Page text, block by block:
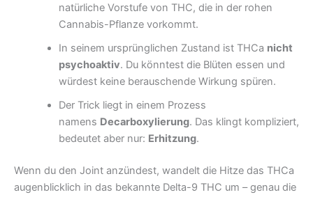
natürliche Vorstufe von THC, die in der rohen
Cannabis-Pflanze vorkommt.
In seinem ursprünglichen Zustand ist THCa nicht
psychoaktiv. Du könntest die Blüten essen und
würdest keine berauschende Wirkung spüren.
Der Trick liegt in einem Prozess
namens Decarboxylierung. Das klingt kompliziert,
bedeutet aber nur: Erhitzung.
Wenn du den Joint anzündest, wandelt die Hitze das THCa
augenblicklich in das bekannte Delta-9 THC um – genau die